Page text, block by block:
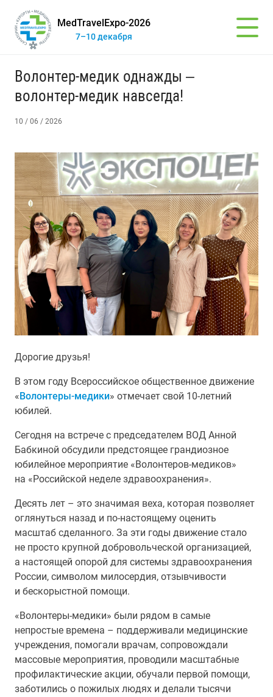
MedTravelExpo-2026
7–10 декабря
Волонтер-медик однажды –
волонтер-медик навсегда!
10 / 06 / 2026
Дорогие друзья!
В этом году Всероссийское общественное движение
«Волонтеры-медики» отмечает свой 10-летний
юбилей.
Сегодня на встрече с председателем ВОД Анной
Бабкиной обсудили предстоящее грандиозное
юбилейное мероприятие «Волонтеров-медиков»
на «Российской неделе здравоохранения».
Десять лет – это значимая веха, которая позволяет
оглянуться назад и по-настоящему оценить
масштаб сделанного. За эти годы движение стало
не просто крупной добровольческой организацией,
а настоящей опорой для системы здравоохранения
России, символом милосердия, отзывчивости
и бескорыстной помощи.
«Волонтеры-медики» были рядом в самые
непростые времена – поддерживали медицинские
учреждения, помогали врачам, сопровождали
массовые мероприятия, проводили масштабные
профилактические акции, обучали первой помощи,
заботились о пожилых людях и делали тысячи